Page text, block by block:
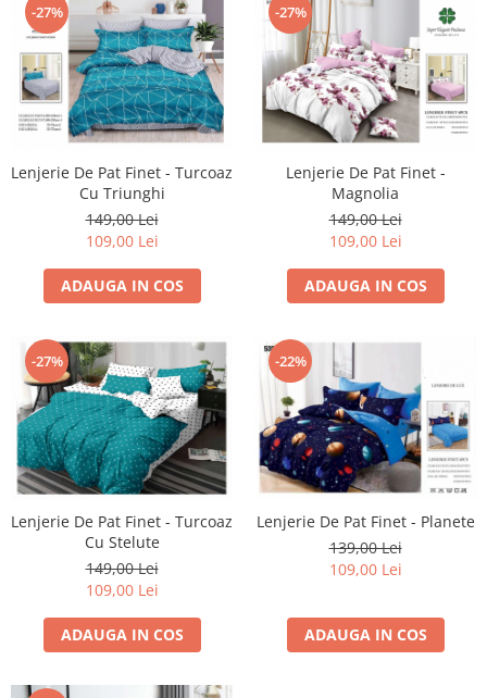
-27%
Lenjerie De Pat Finet - Turcoaz
Cu Triunghi
149,00 Lei
109,00 Lei
ADAUGA IN COS
-27%
Lenjerie De Pat Finet -
Magnolia
149,00 Lei
109,00 Lei
ADAUGA IN COS
-27%
Lenjerie De Pat Finet - Turcoaz
Cu Stelute
149,00 Lei
109,00 Lei
ADAUGA IN COS
-22%
Lenjerie De Pat Finet - Planete
139,00 Lei
109,00 Lei
ADAUGA IN COS